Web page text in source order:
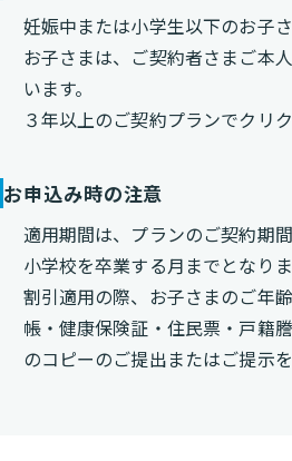
妊娠中または小学生以下のお子
お子さまは、ご契約者さまご本
います。
３年以上のご契約プランでクリ
お申込み時の注意
適用期間は、プランのご契約期
小学校を卒業する月までとなりま
割引適用の際、お子さまのご年
帳・健康保険証・住民票・戸籍
のコピーのご提出またはご提示を